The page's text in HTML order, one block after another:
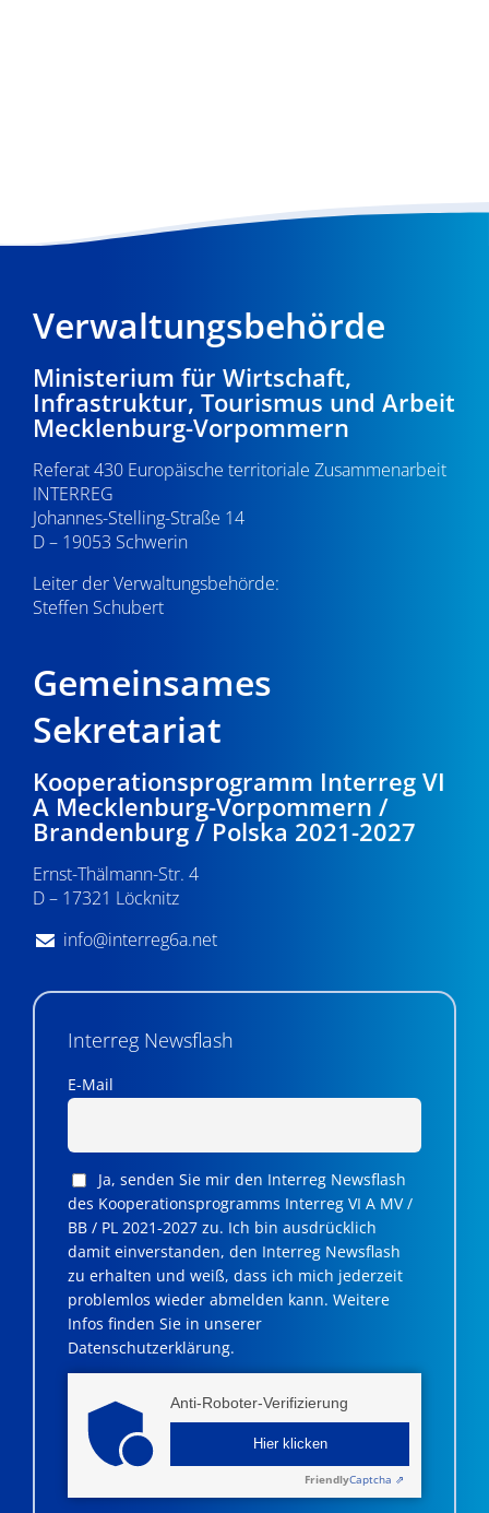
Verwaltungsbehörde
Ministerium für Wirtschaft,
Infrastruktur, Tourismus und Arbeit
Mecklenburg-Vorpommern
Referat 430 Europäische territoriale Zusammenarbeit
INTERREG
Johannes-Stelling-Straße 14
D – 19053 Schwerin
Leiter der Verwaltungsbehörde:
Steffen Schubert
Gemeinsames
Sekretariat
Kooperationsprogramm Interreg VI
A Mecklenburg-Vorpommern /
Brandenburg / Polska 2021-2027
Ernst-Thälmann-Str. 4
D – 17321 Löcknitz
info@interreg6a.net
Interreg Newsflash
E-Mail
Ja, senden Sie mir den Interreg Newsflash
des Kooperationsprogramms Interreg VI A MV /
BB / PL 2021-2027 zu. Ich bin ausdrücklich
damit einverstanden, den Interreg Newsflash
zu erhalten und weiß, dass ich mich jederzeit
problemlos wieder abmelden kann. Weitere
Infos finden Sie in unserer
Datenschutzerklärung.
Anti-Roboter-Verifizierung
Hier klicken
FriendlyCaptcha ⇗